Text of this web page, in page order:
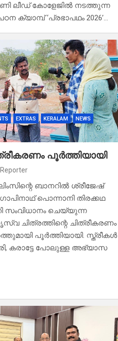
ലീഡ് കോളേജിൽ നടത്തുന്ന
ക്യാമ്പ് ‘പ്രഭാപഥം 2026’…
EXTRAS KERALAM
NEWS
പൂർത്തിയായി
Reporter
ബാനറിൽ ശ്രീജേഷ്
ഗോപിനാഥ് പൊന്നാനി തിരക്കഥ
സംവിധാനം ചെയ്യുന്ന
ചിത്രത്തിന്റെ ചിത്രീകരണം
പൂർത്തിയായി. സ്ത്രീകൾ
കരാട്ടേ പോലുള്ള അഭ്യാസ